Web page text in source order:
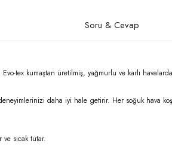
Soru & Cevap
tex kumaştan üretilmiş, yağmurlu ve karlı
daha iyi hale getirir. Her soğuk hava
ve sıcak tutar.